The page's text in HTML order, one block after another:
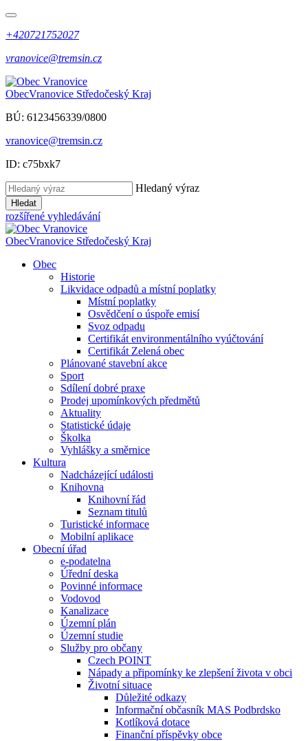
+420721752027
vranovice@tremsin.cz
ObecVranovice Středočeský Kraj
BÚ: 6123456339/0800
vranovice@tremsin.cz
ID: c75bxk7
Hledaný výraz
Hledat
rozšířené vyhledávání
ObecVranovice Středočeský Kraj
Obec
Historie
Likvidace odpadů a místní poplatky
Místní poplatky
Osvědčení o úspoře emisí
Svoz odpadu
Certifikát environmentálního vyúčtování
Certifikát Zelená obec
Plánované stavební akce
Sport
Sdílení dobré praxe
Prodej upomínkových předmětů
Aktuality
Statistické údaje
Školka
Vyhlášky a směrnice
Kultura
Nadcházející události
Knihovna
Knihovní řád
Seznam titulů
Turistické informace
Mobilní aplikace
Obecní úřad
e-podatelna
Úřední deska
Povinné informace
Vodovod
Kanalizace
Územní plán
Územní studie
Služby pro občany
Czech POINT
Nápady a připomínky ke zlepšení života v obci
Životní situace
Důležité odkazy
Informační občasník MAS Podbrdsko
Kotlíková dotace
Finanční příspěvky obce